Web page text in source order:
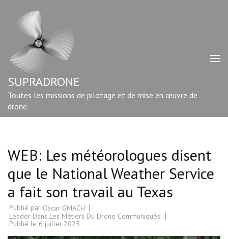
contenu
Entrée)
SUPRADRONE
Toutes les missions de pilotage et de mise en œuvre de
drone.
WEB: Les météorologues disent
que le National Weather Service
a fait son travail au Texas
Publié par Oscar GMACH
Leader Dans Les Métiers Du Drone Communiqués:
Publié le 6 juillet 2025